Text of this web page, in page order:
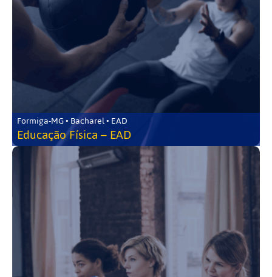
Formiga-MG • Bacharel • EAD
Educação Física – EAD